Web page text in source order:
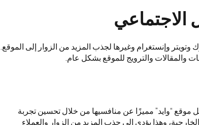
الاجتماعي
وإنستغرام وغيرها لجذب المزيد من الزوار إلى الموقع.
والمقالات والترويج للموقع بشكل عام.
“وايد” مميزًا عن منافسيها من خلال تحسين تجربة
وهذا يؤدي إلى جذب المزيد من الزوار والعملاء